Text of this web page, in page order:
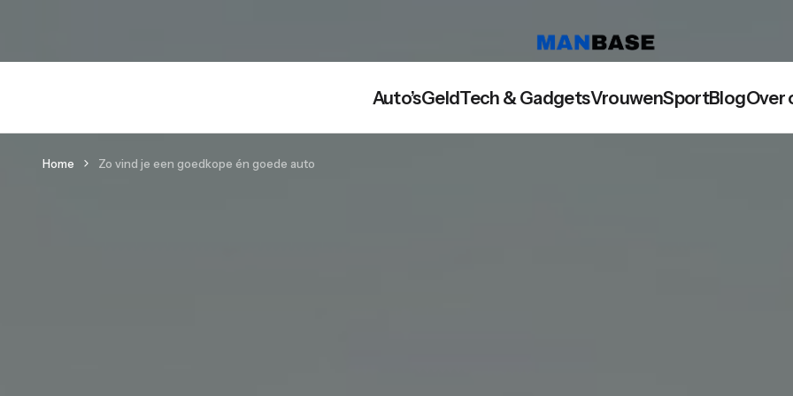
Auto’sGeldTech & GadgetsVrouwenSportBlogOver
Home Zo vind je een goedkope én goede auto